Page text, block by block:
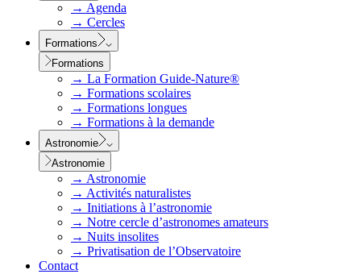
→ Agenda
→ Cercles
Formations
Formations
→ La Formation Guide-Nature®
→ Formations scolaires
→ Formations longues
→ Formations à la demande
Astronomie
Astronomie
→ Astronomie
→ Activités naturalistes
→ Initiations à l’astronomie
→ Notre cercle d’astronomes amateurs
→ Nuits insolites
→ Privatisation de l’Observatoire
Contact